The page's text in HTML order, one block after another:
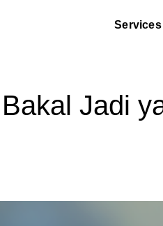
Services
Jadi